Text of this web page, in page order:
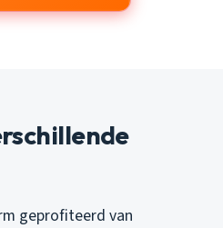
geprofiteerd van